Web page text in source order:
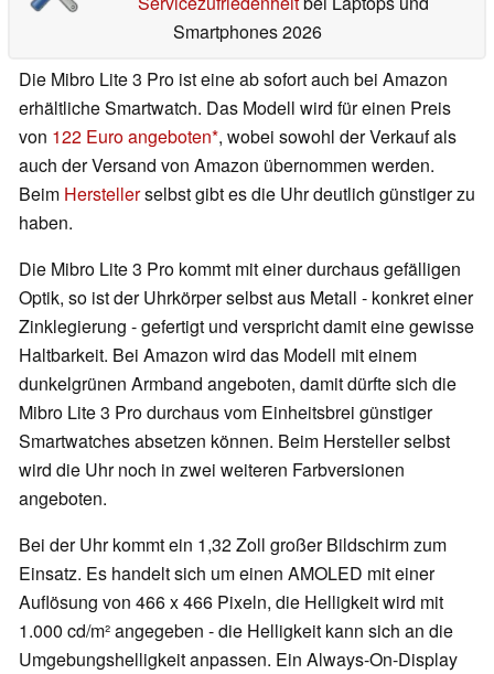
Smartphones 2026
Die Mibro Lite 3 Pro ist eine ab sofort auch bei Amazon
erhältliche Smartwatch. Das Modell wird für einen Preis
von 122 Euro angeboten , wobei sowohl der Verkauf als
auch der Versand von Amazon übernommen werden.
Beim Herstellerselbst gibt es die Uhr deutlich günstiger zu
haben.
Die Mibro Lite 3 Pro kommt mit einer durchaus gefälligen
Optik, so ist der Uhrkörper selbst aus Metall - konkret einer
Zinklegierung - gefertigt und verspricht damit eine gewisse
Haltbarkeit. Bei Amazon wird das Modell mit einem
dunkelgrünen Armband angeboten, damit dürfte sich die
Mibro Lite 3 Pro durchaus vom Einheitsbrei günstiger
Smartwatches absetzen können. Beim Hersteller selbst
wird die Uhr noch in zwei weiteren Farbversionen
angeboten.
Bei der Uhr kommt ein 1,32 Zoll großer Bildschirm zum
Einsatz. Es handelt sich um einen AMOLED mit einer
Auflösung von 466 x 466 Pixeln, die Helligkeit wird mit
1.000 cd/m² angegeben - die Helligkeit kann sich an die
Umgebungshelligkeit anpassen. Ein Always-On-Display